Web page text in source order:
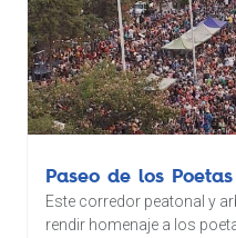
Paseo de los Poetas
Este corredor peatonal y
rendir homenaje a los